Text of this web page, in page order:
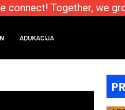
Together, we
ADUKACIJA